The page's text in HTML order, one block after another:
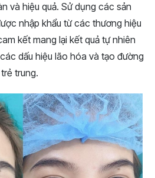
và hiệu quả. Sử dụng các sản
nhập khẩu từ các thương hiệu
kết mang lại kết quả tự nhiên
dấu hiệu lão hóa và tạo đường
trung.